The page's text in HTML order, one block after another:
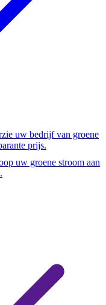
uw bedrijf van groene
prijs.
uw groene stroom aan